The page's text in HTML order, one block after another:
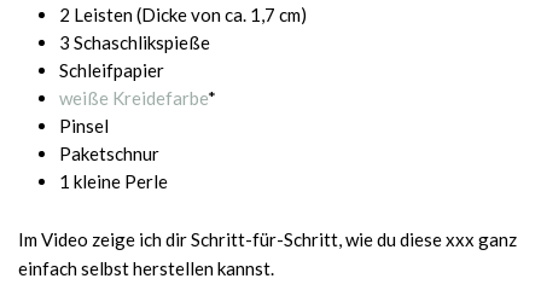
2 Leisten (Dicke von ca. 1,7 cm)
3 Schaschlikspieße
Schleifpapier
weiße Kreidefarbe*
Pinsel
Paketschnur
1 kleine Perle
Im Video zeige ich dir Schritt-für-Schritt, wie du diese xxx ganz
einfach selbst herstellen kannst.